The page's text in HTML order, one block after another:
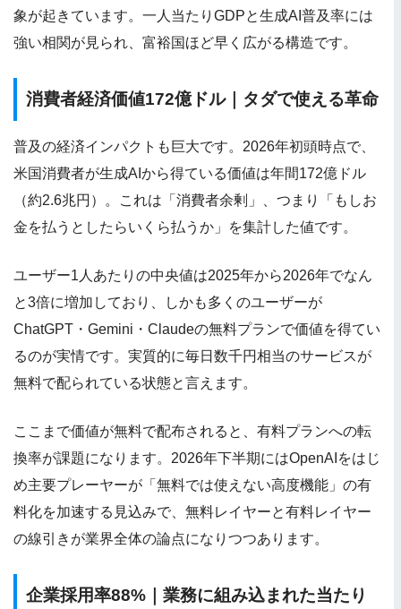
象が起きています。一人当たりGDPと生成AI普及率には
強い相関が見られ、富裕国ほど早く広がる構造です。
消費者経済価値172億ドル｜タダで使える革命
普及の経済インパクトも巨大です。2026年初頭時点で、
米国消費者が生成AIから得ている価値は年間172億ドル
（約2.6兆円）。これは「消費者余剰」、つまり「もしお
金を払うとしたらいくら払うか」を集計した値です。
ユーザー1人あたりの中央値は2025年から2026年でなん
と3倍に増加しており、しかも多くのユーザーが
ChatGPT・Gemini・Claudeの無料プランで価値を得てい
るのが実情です。実質的に毎日数千円相当のサービスが
無料で配られている状態と言えます。
ここまで価値が無料で配布されると、有料プランへの転
換率が課題になります。2026年下半期にはOpenAIをはじ
め主要プレーヤーが「無料では使えない高度機能」の有
料化を加速する見込みで、無料レイヤーと有料レイヤー
の線引きが業界全体の論点になりつつあります。
企業採用率88%｜業務に組み込まれた当たり